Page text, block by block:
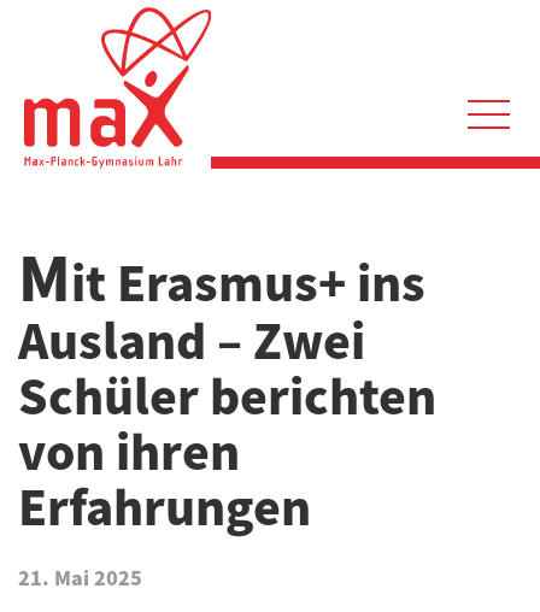
Hauptnavigation
Mit Erasmus+ ins
Ausland – Zwei
Schüler berichten
von ihren
Erfahrungen
21. Mai 2025